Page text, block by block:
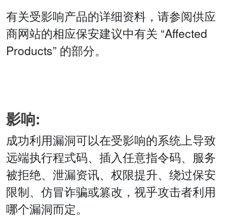
有关受影响产品的详细资料，请参阅供应
商网站的相应保安建议中有关 “Affected
Products” 的部分。
影响:
成功利用漏洞可以在受影响的系统上导致
远端执行程式码、插入任意指令码、服务
被拒绝、泄漏资讯、权限提升、绕过保安
限制、仿冒诈骗或篡改，视乎攻击者利用
哪个漏洞而定。